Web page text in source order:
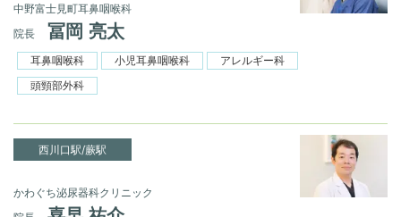
中野富士見町耳鼻咽喉科
院長
冨岡 亮太
耳鼻咽喉科 小児耳鼻咽喉科
アレルギー科
頭頸部外科
西川口駅/蕨駅
かわぐち泌尿器科クリニック